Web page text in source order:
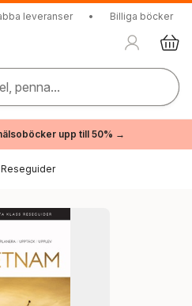
leveranser • Billiga böcker
penna...
upp till 50% →
Reseguider